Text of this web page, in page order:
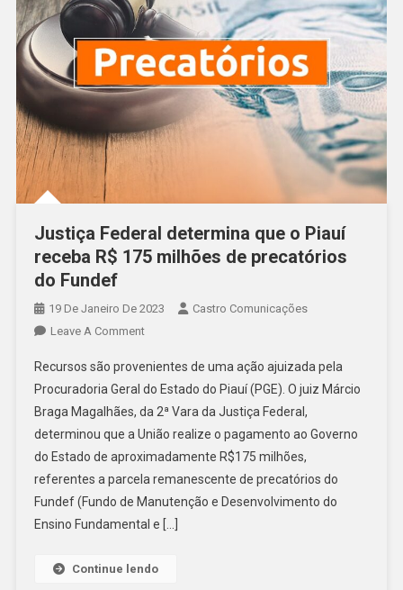
Justiça Federal determina que o Piauí
receba R$ 175 milhões de precatórios
do Fundef
19 De Janeiro De 2023
Castro Comunicações
Leave A Comment
Recursos são provenientes de uma ação ajuizada pela
Procuradoria Geral do Estado do Piauí (PGE). O juiz Márcio
Braga Magalhães, da 2ª Vara da Justiça Federal,
determinou que a União realize o pagamento ao Governo
do Estado de aproximadamente R$175 milhões,
referentes a parcela remanescente de precatórios do
Fundef (Fundo de Manutenção e Desenvolvimento do
Ensino Fundamental e […]
Continue lendo